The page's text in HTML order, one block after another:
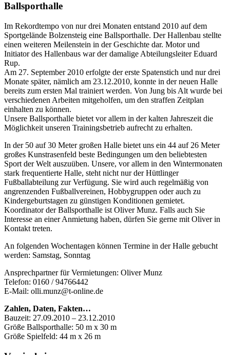
Ballsporthalle
Im Rekordtempo von nur drei Monaten entstand 2010 auf dem
Sportgelände Bolzensteig eine Ballsporthalle. Der Hallenbau stellte
einen weiteren Meilenstein in der Geschichte dar. Motor und
Initiator des Hallenbaus war der damalige Abteilungsleiter Eduard
Rup.
Am 27. September 2010 erfolgte der erste Spatenstich und nur drei
Monate später, nämlich am 23.12.2010, konnte in der neuen Halle
bereits zum ersten Mal trainiert werden. Von Jung bis Alt wurde bei
verschiedenen Arbeiten mitgeholfen, um den straffen Zeitplan
einhalten zu können.
Unsere Ballsporthalle bietet vor allem in der kalten Jahreszeit die
Möglichkeit unseren Trainingsbetrieb aufrecht zu erhalten.
In der 50 auf 30 Meter großen Halle bietet uns ein 44 auf 26 Meter
großes Kunstrasenfeld beste Bedingungen um den beliebtesten
Sport der Welt auszuüben. Unsere, vor allem in den Wintermonaten
stark frequentierte Halle, steht nicht nur der Hüttlinger
Fußballabteilung zur Verfügung. Sie wird auch regelmäßig von
angrenzenden Fußballvereinen, Hobbygruppen oder auch zu
Kindergeburtstagen zu günstigen Konditionen gemietet.
Koordinator der Ballsporthalle ist Oliver Munz. Falls auch Sie
Interesse an einer Anmietung haben, dürfen Sie gerne mit Oliver in
Kontakt treten.
An folgenden Wochentagen können Termine in der Halle gebucht
werden: Samstag, Sonntag
Ansprechpartner für Vermietungen: Oliver Munz
Telefon: 0160 / 94766442
E‑Mail: olli.munz@t‑online.de
Zahlen, Daten, Fakten…
Bauzeit: 27.09.2010 – 23.12.2010
Größe Ballsporthalle: 50 m x 30 m
Größe Spielfeld: 44 m x 26 m